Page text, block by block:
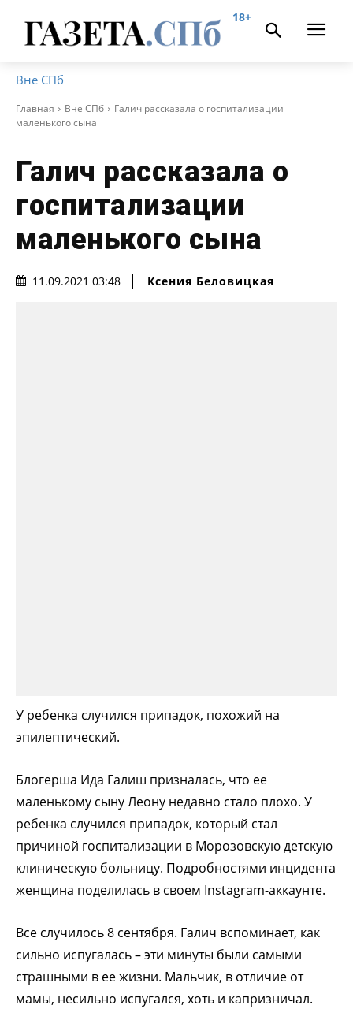
18+
Вне СПб
Главная Вне СПб
Галич рассказала о госпитализации
маленького сына
Галич рассказала о
госпитализации
маленького сына
11.09.2021 03:48 Ксения Беловицкая
У ребенка случился припадок, похожий на
эпилептический.
Блогерша Ида Галиш призналась, что ее
маленькому сыну Леону недавно стало плохо. У
ребенка случился припадок, который стал
причиной госпитализации в Морозовскую детскую
клиническую больницу. Подробностями инцидента
женщина поделилась в своем Instagram-аккаунте.
Все случилось 8 сентября. Галич вспоминает, как
сильно испугалась – эти минуты были самыми
страшными в ее жизни. Мальчик, в отличие от
мамы, несильно испугался, хоть и капризничал.